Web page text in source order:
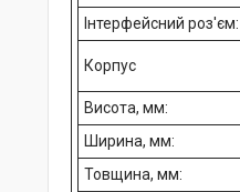
Інтерфейсний роз'єм:
Корпус
Висота, мм:
Ширина, мм:
Товщина, мм: